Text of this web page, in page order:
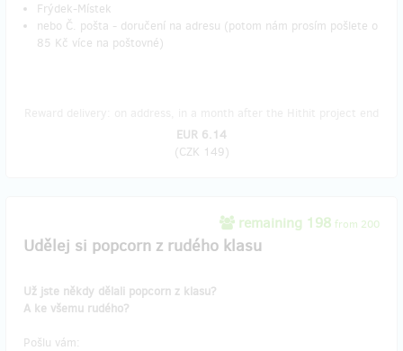
Frýdek-Místek
nebo Č. pošta - doručení na adresu (potom nám prosím pošlete o
85 Kč více na poštovné)
EUR 6.14
(CZK 149)
remaining 198 from 200
Udělej si popcorn z rudého klasu
Už jste někdy dělali popcorn z klasu?
A ke všemu rudého?
Pošlu vám: